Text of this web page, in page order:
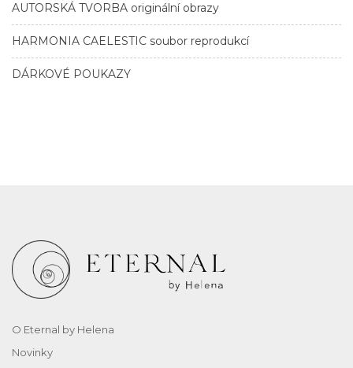
AUTORSKÁ TVORBA originální obrazy
HARMONIA CAELESTIC soubor reprodukcí
DÁRKOVÉ POUKAZY
O Eternal by Helena
Novinky